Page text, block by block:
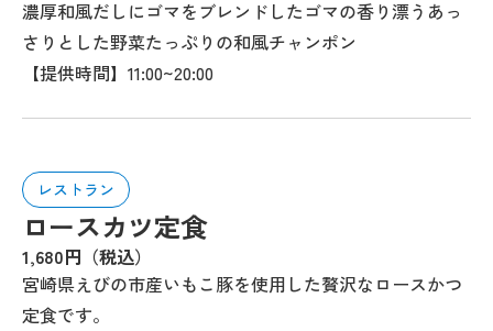
濃厚和風だしにゴマをブレンドしたゴマの香り漂うあっ
さりとした野菜たっぷりの和風チャンポン
【提供時間】11:00~20:00
レストラン
ロースカツ定食
1,680円（税込）
宮崎県えびの市産いもこ豚を使用した贅沢なロースかつ
定食です。